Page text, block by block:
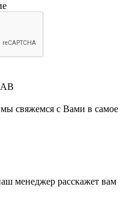
свяжемся с Вами в самое
менеджер расскажет вам